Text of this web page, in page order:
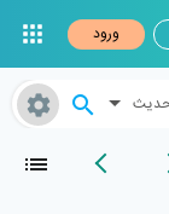
ورود